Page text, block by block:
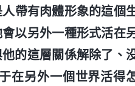
人帶有肉體形象的這個
以另外一種形式活在
的這層關係解除了、
在另外一個世界活得